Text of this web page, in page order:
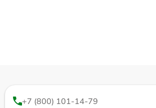
+7 (800) 101-14-79